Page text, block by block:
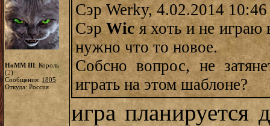
HoMM III: Король
(2)
Сообщения: 1805
Откуда: Россия
Сэр Werky, 4.02.2014 10:46
СэрWicя хоть и не играю
нужно что то новое.
Собсно вопрос, не
играть на этом шаблоне?
игра